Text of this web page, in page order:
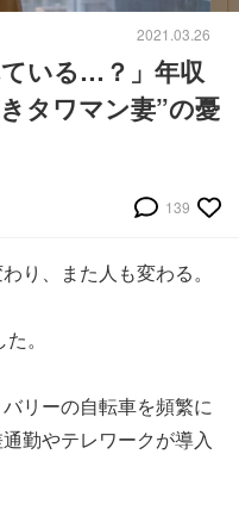
2021.03.26
ている…？」年収
タワマン妻”の憂
139
り、また人も変わる。
。
リーの自転車を頻繁に
勤やテレワークが導入